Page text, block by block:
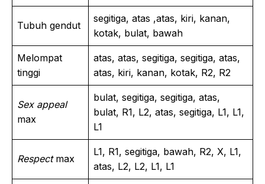
Tubuh gendut
segitiga, atas ,atas, kiri, kanan,
kotak, bulat, bawah
Melompat
tinggi
atas, atas, segitiga, segitiga, atas,
atas, kiri, kanan, kotak, R2, R2
Sex appeal
max
bulat, segitiga, segitiga, atas,
bulat, R1, L2, atas, segitiga, L1, L1,
L1
Respectmax
L1, R1, segitiga, bawah, R2, X, L1,
atas, L2, L2, L1, L1